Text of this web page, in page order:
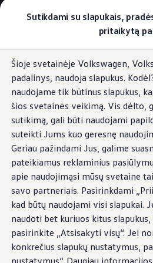
Sutikdami su slapukais,
pritaikytą
Šioje svetainėje Volkswagen,
padalinys, naudoja slapukus.
naudojame tik būtinus slapukus,
šios svetainės veikimą. Vis dėlto,
sutikimą, gali būti naudojami
suteikti Jums kuo geresnę
Geriau pažindami Jus, galime
pateikiamus reklaminius
apie naudojimąsi mūsų svetaine
savo partneriais. Pasirinkdami
kad būtų naudojami visi slapukai.
naudoti bet kuriuos kitus
pasirinkite „Atsisakyti visų“. Jei
konkrečius slapukų nustatymus,
nustatymus“. Daugiau
pagrindinį
turinį
poraštę
Pasirinkite savo Volkswagen
Modeliai ir
Naujasis ID. Cross
Konfigūruoti
Volkswagen komerciniai
Volkswagen automobilių e-
Pasiūlymai ir paslaugos
Jubiliejinis pasiūlymas
Garantija
Lizingas
Automobilio mainai
Volkswagen automobilių
Elektromobiliai ir hibridiniai
Valstybės parama
Elektromobiliai
ID. žinios
Įkrovimas ir ridos
Technologija ir
Perėjimas prie
Ekologinis tvarumas
Elektromobiliai
ID. programinės
Elektromobilių
Digital
Viskas